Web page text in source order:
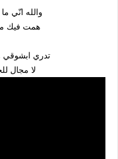
والله انّي
همت فيك
تدري ابشوقي
لا مجال